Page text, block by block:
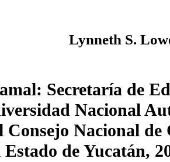
Lynneth S.
Secretaría de
Nacional
Consejo Nacional
Estado de Yucatán,